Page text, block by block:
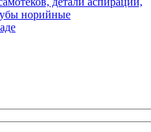
норийные